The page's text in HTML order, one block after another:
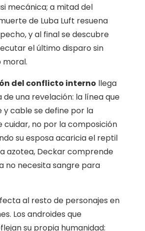
mecánica; a mitad del
de Luba Luft resuena
y al final se descubre
el último disparo sin
moral.
del conflicto interno llega
una revelación: la línea que
y cable se define por la
cuidar, no por la composición
su esposa acaricia el reptil
azotea, Deckar comprende
no necesita sangre para
al resto de personajes en
Los androides que
su propia humanidad: